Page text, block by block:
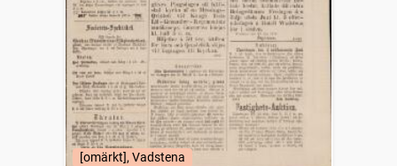
[omärkt], Vadstena